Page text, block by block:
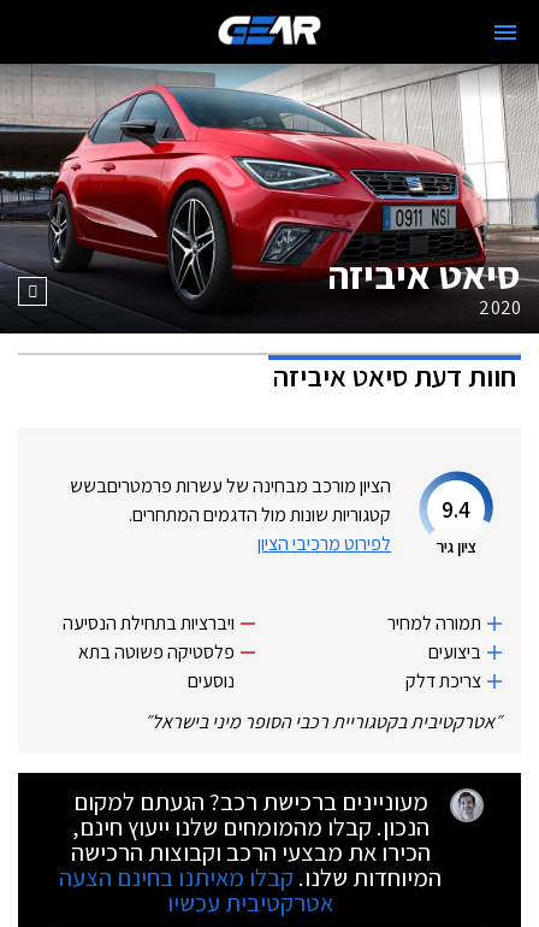
סיאט איביזה
2020
חוות דעתסיאט איביזה
9.4
ציון גיר
הציון מורכב מבחינה של עשרות פרמטריםבשש
קטגוריות שונות מול הדגמים המתחרים.
לפירוט מרכיבי הציון
תמורה למחיר
ביצועים
צריכת דלק
ויברציות בתחילת הנסיעה
פלסטיקה פשוטה בתא
נוסעים
״אטרקטיבית בקטגוריית רכבי הסופר מיני בישראל״
מעוניינים ברכישת רכב? הגעתם למקום
הנכון. קבלו מהמומחים שלנו ייעוץ חינם,
הכירו את מבצעי הרכב וקבוצות הרכישה
המיוחדות שלנו. קבלו מאיתנו בחינם הצעה
אטרקטיבית עכשיו